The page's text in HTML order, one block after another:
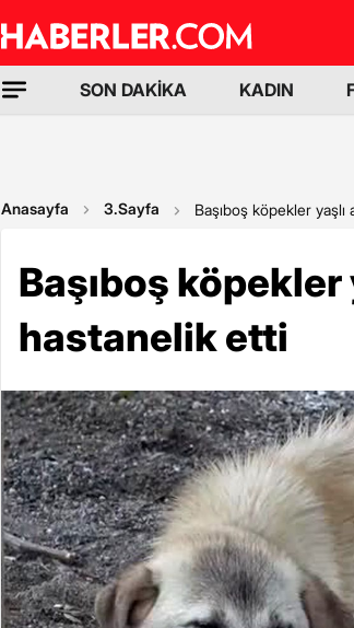
SON DAKİKA KADIN
Anasayfa 3.Sayfa Başıboş köpekler yaşlı
Başıboş köpekler
hastanelik etti